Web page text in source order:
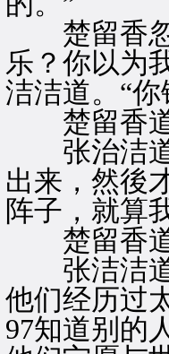
楚留香忽
乐？你以为
洁洁道。“你
楚留香道
张治洁道
出来，然後
阵子，就算
楚留香道
张洁洁道
他们经历过
97知道别的